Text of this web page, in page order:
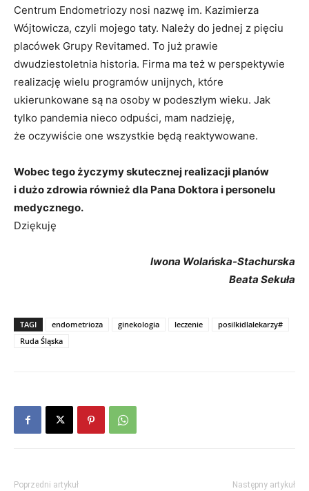
Centrum Endometriozy nosi nazwę im. Kazimierza
Wójtowicza, czyli mojego taty. Należy do jednej z pięciu
placówek Grupy Revitamed. To już prawie
dwudziestoletnia historia. Firma ma też w perspektywie
realizację wielu programów unijnych, które
ukierunkowane są na osoby w podeszłym wieku. Jak
tylko pandemia nieco odpuści, mam nadzieję,
że oczywiście one wszystkie będą reaktywowane.
Wobec tego życzymy skutecznej realizacji planów
i dużo zdrowia również dla Pana Doktora i personelu
medycznego.
Dziękuję
Iwona Wolańska-Stachurska
Beata Sekuła
TAGI endometrioza ginekologia leczenie
posilkidlalekarzy#
Ruda Śląska
Poprzedni artykuł Następny artykuł